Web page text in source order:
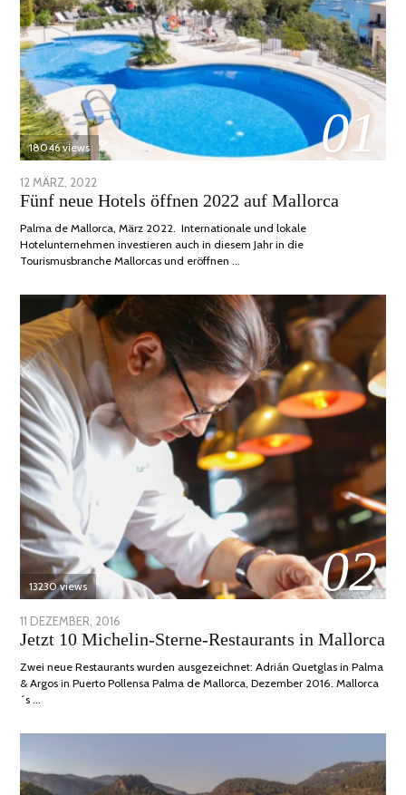
01
18046 views
POSTED
ON
12 MÄRZ, 2022
DEZEMBER,
Fünf neue Hotels öffnen 2022 auf Mallorca
Palma de Mallorca, März 2022. Internationale und lokale
Hotelunternehmen investieren auch in diesem Jahr in die
Tourismusbranche Mallorcas und eröffnen …
02
13230 views
POSTED
ON
11 DEZEMBER, 2016
JUNI,
Jetzt 10 Michelin-Sterne-Restaurants in Mallorca
Zwei neue Restaurants wurden ausgezeichnet: Adrián Quetglas in Palma
& Argos in Puerto Pollensa Palma de Mallorca, Dezember 2016. Mallorca
´s …